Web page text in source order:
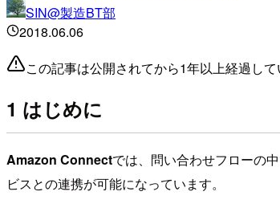
SIN@製造BT部
2018.06.06
この記事は公開されてから1年以上経過し
1 はじめに
Amazon Connectでは、問い合わせフローの
ビスとの連携が可能になっています。